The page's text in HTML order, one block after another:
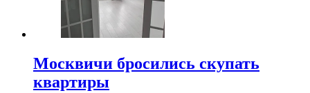
Москвичи бросились скупать
квартиры